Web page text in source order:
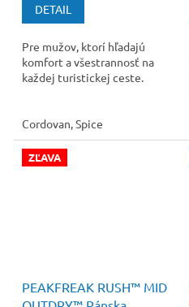
DETAIL
Pre mužov, ktorí hľadajú
komfort a všestrannosť na
každej turistickej ceste.
Cordovan, Spice
ZĽAVA
PEAKFREAK RUSH™ MID